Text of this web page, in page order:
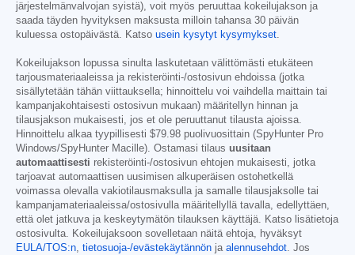
järjestelmänvalvojan syistä), voit myös peruuttaa kokeilujakson ja
saada täyden hyvityksen maksusta milloin tahansa 30 päivän
kuluessa ostopäivästä. Katso usein kysytyt kysymykset.
Kokeilujakson lopussa sinulta laskutetaan välittömästi etukäteen
tarjousmateriaaleissa ja rekisteröinti-/ostosivun ehdoissa (jotka
sisällytetään tähän viittauksella; hinnoittelu voi vaihdella maittain tai
kampanjakohtaisesti ostosivun mukaan) määritellyn hinnan ja
tilausjakson mukaisesti, jos et ole peruuttanut tilausta ajoissa.
Hinnoittelu alkaa tyypillisesti $79.98 puolivuosittain (SpyHunter Pro
Windows/SpyHunter Macille). Ostamasi tilaus uusitaan
automaattisesti rekisteröinti-/ostosivun ehtojen mukaisesti, jotka
tarjoavat automaattisen uusimisen alkuperäisen ostohetkellä
voimassa olevalla vakiotilausmaksulla ja samalle tilausjaksolle tai
kampanjamateriaaleissa/ostosivulla määritellyllä tavalla, edellyttäen,
että olet jatkuva ja keskeytymätön tilauksen käyttäjä. Katso lisätietoja
ostosivulta. Kokeilujaksoon sovelletaan näitä ehtoja, hyväksyt
EULA/TOS:n, tietosuoja-/evästekäytännön ja alennusehdot. Jos